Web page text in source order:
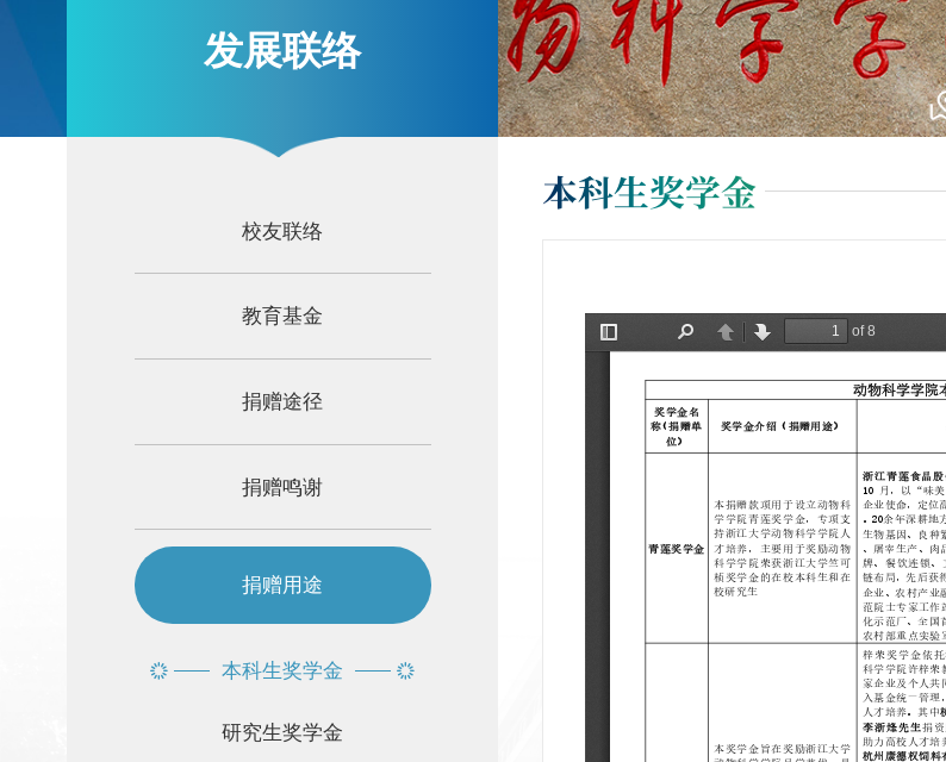
发展联络
校友联络
教育基金
捐赠途径
捐赠鸣谢
捐赠用途
本科生奖学金
研究生奖学金
本科生奖学金